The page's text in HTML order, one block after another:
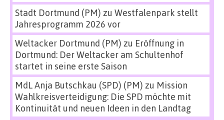
Stadt Dortmund (PM) zu Westfalenpark stellt
Jahresprogramm 2026 vor
Weltacker Dortmund (PM) zu Eröffnung in
Dortmund: Der Weltacker am Schultenhof
startet in seine erste Saison
MdL Anja Butschkau (SPD) (PM) zu Mission
Wahlkreisverteidigung: Die SPD möchte mit
Kontinuität und neuen Ideen in den Landtag